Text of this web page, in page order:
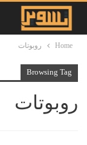
Home روبوتات
Browsing Tag
روبوتات